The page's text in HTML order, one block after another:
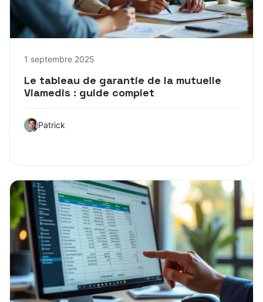
1 septembre 2025
Le tableau de garantie de la mutuelle
Viamedis : guide complet
Patrick